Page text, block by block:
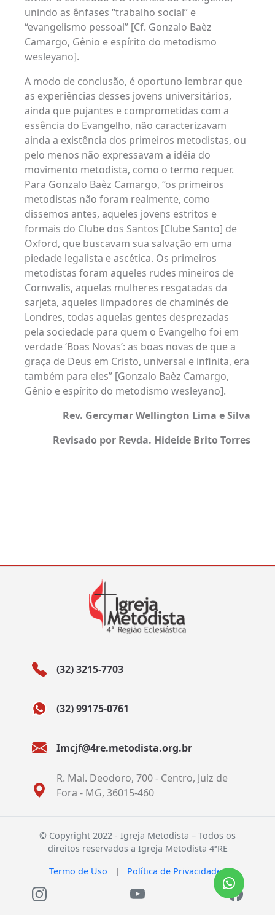
unindo as ênfases “trabalho social” e
“evangelismo pessoal” [Cf. Gonzalo Baèz
Camargo, Gênio e espírito do metodismo
wesleyano].
A modo de conclusão, é oportuno lembrar que
as experiências desses jovens universitários,
ainda que pujantes e comprometidas com a
essência do Evangelho, não caracterizavam
ainda a existência dos primeiros metodistas, ou
pelo menos não expressavam a idéia do
movimento metodista, como o termo requer.
Para Gonzalo Baèz Camargo, “os primeiros
metodistas não foram realmente, como
dissemos antes, aqueles jovens estritos e
formais do Clube dos Santos [Clube Santo] de
Oxford, que buscavam sua salvação em uma
piedade legalista e ascética. Os primeiros
metodistas foram aqueles rudes mineiros de
Cornwalis, aquelas mulheres resgatadas da
sarjeta, aqueles limpadores de chaminés de
Londres, todas aquelas gentes desprezadas
pela sociedade para quem o Evangelho foi em
verdade ‘Boas Novas’: as boas novas de que a
graça de Deus em Cristo, universal e infinita, era
também para eles” [Gonzalo Baèz Camargo,
Gênio e espírito do metodismo wesleyano].
Rev. Gercymar Wellington Lima e Silva
Revisado por Revda. Hideíde Brito Torres
(32) 3215-7703
(32) 99175-0761
Imcjf@4re.metodista.org.br
R. Mal. Deodoro, 700 - Centro, Juiz de
Fora - MG, 36015-460
© Copyright 2022 - Igreja Metodista – Todos os
direitos reservados a Igreja Metodista 4ªRE
Termo de Uso
| Política de Privacidade